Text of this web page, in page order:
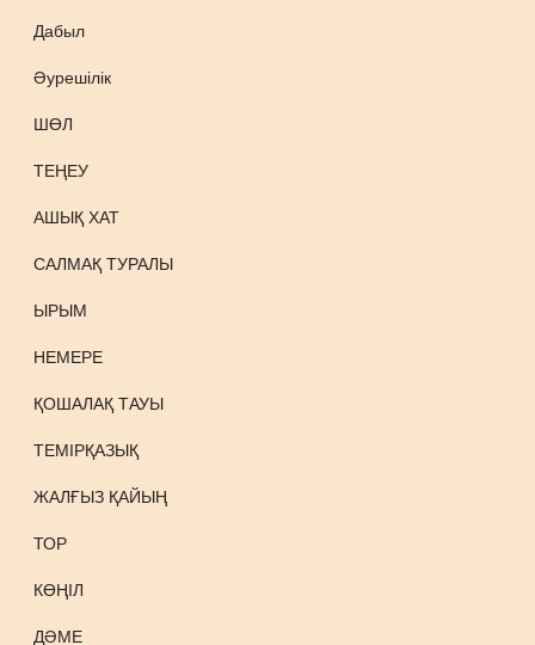
Дабыл
Әурешілік
ШӨЛ
ТЕҢЕУ
АШЫҚ ХАТ
САЛМАҚ ТУРАЛЫ
ЫРЫМ
НЕМЕРЕ
ҚОШАЛАҚ ТАУЫ
ТЕМІРҚАЗЫҚ
ЖАЛҒЫЗ ҚАЙЫҢ
ТОР
КӨҢІЛ
ДӘМЕ